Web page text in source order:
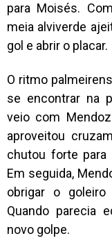
para Moisés.
meia alviverde
gol e abrir o placar.
O ritmo
se encontrar na
veio com
aproveitou
chutou forte para
Em seguida,
obrigar o
Quando parecia
novo golpe.